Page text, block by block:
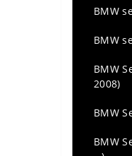
BMW
BMW
BMW
2008)
BMW
BMW